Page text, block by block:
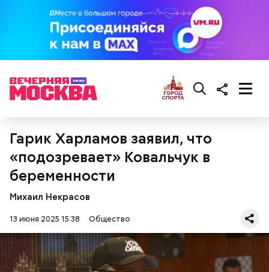
Гарик Харламов заявил, что
«подозревает» Ковальчук в
беременности
Михаил Некрасов
13 июня 2025 15:38 Общество
кабачок;
брынза;
беременным, кормящим женщинам;
людям с ослабленной иммунной системой;
пожилым;
детям.